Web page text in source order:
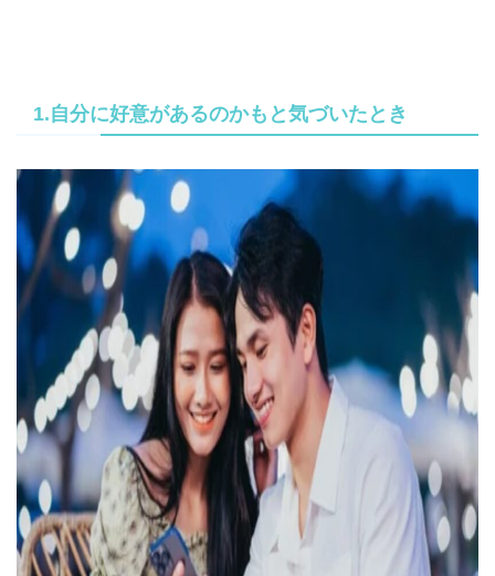
1.自分に好意があるのかもと気づいたとき